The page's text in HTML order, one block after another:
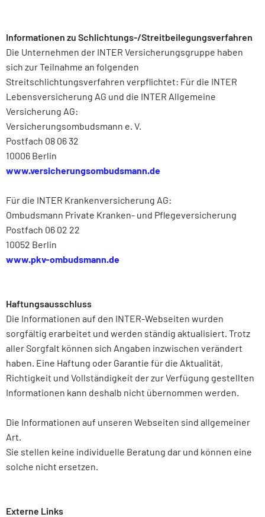
Informationen zu Schlichtungs-/Streitbeilegungsverfahren
Die Unternehmen der INTER Versicherungsgruppe haben
sich zur Teilnahme an folgenden
Streitschlichtungsverfahren verpflichtet: Für die INTER
Lebensversicherung AG und die INTER Allgemeine
Versicherung AG:
Versicherungsombudsmann e. V.
Postfach 08 06 32
10006 Berlin
www.versicherungsombudsmann.de
Für die INTER Krankenversicherung AG:
Ombudsmann Private Kranken- und Pflegeversicherung
Postfach 06 02 22
10052 Berlin
www.pkv-ombudsmann.de
Haftungsausschluss
Die Informationen auf den INTER-Webseiten wurden
sorgfältig erarbeitet und werden ständig aktualisiert. Trotz
aller Sorgfalt können sich Angaben inzwischen verändert
haben. Eine Haftung oder Garantie für die Aktualität,
Richtigkeit und Vollständigkeit der zur Verfügung gestellten
Informationen kann deshalb nicht übernommen werden.
Die Informationen auf unseren Webseiten sind allgemeiner
Art.
Sie stellen keine individuelle Beratung dar und können eine
solche nicht ersetzen.
Externe Links